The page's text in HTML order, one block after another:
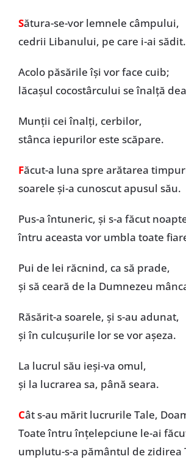
Sătura-se-vor lemnele câmpului,
cedrii Libanului, pe care i-ai sădit.
Acolo păsările își vor face cuib;
lăcașul cocostârcului se înalță
Munții cei înalți, cerbilor,
stânca iepurilor este scăpare.
Făcut-a luna spre arătarea
soarele și-a cunoscut apusul său.
Pus-a întuneric, și s-a făcut
întru aceasta vor umbla toate
Pui de lei răcnind, ca să prade,
și să ceară de la Dumnezeu
Răsărit-a soarele, și s-au adunat,
și în culcușurile lor se vor așeza.
La lucrul său ieși-va omul,
și la lucrarea sa, până seara.
Cât s-au mărit lucrurile Tale,
Toate întru înțelepciune le-ai
umplutu-s-a pământul de zidirea